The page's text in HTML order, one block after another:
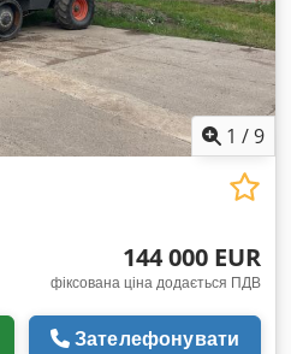
1 /9
144 000 EUR
фіксована ціна додається ПДВ
Зателефонувати